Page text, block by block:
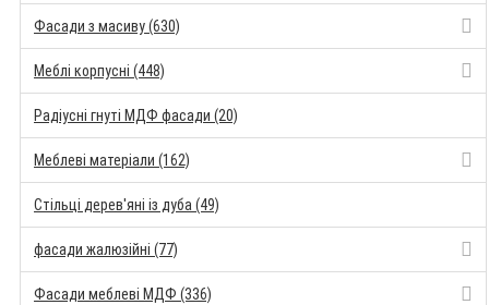
Фасади з масиву (630)
Меблі корпусні (448)
Радіусні гнуті МДФ фасади (20)
Меблеві матеріали (162)
Стільці дерев'яні із дуба (49)
фасади жалюзійні (77)
Фасади меблеві МДФ (336)